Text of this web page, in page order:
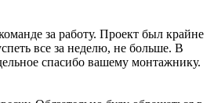
за работу. Проект был крайне
все за неделю, не больше. В
спасибо вашему монтажнику.